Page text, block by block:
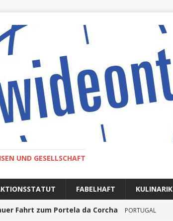
UND GESELLSCHAFT
FABELHAFT KULINARIK
Fahrt zum Portela da Corcha PORTUGAL